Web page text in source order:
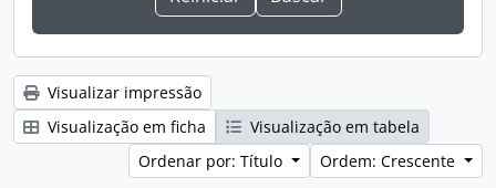
Visualizar impressão
Visualização em ficha
Visualização em tabela
Ordenar por: Título
Ordem: Crescente